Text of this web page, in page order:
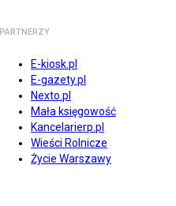
PARTNERZY
E-kiosk.pl
E-gazety.pl
Nexto.pl
Mała księgowość
Kancelarierp.pl
Wieści Rolnicze
Życie Warszawy